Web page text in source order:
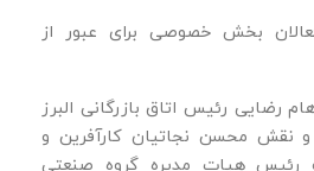
بخش خصوصی برای عبور از
رضایی رئیس اتاق بازرگانی البرز
و نقش محسن نجاتیان کارآفرین و
رئیس هیات مدیره گروه صنعتی